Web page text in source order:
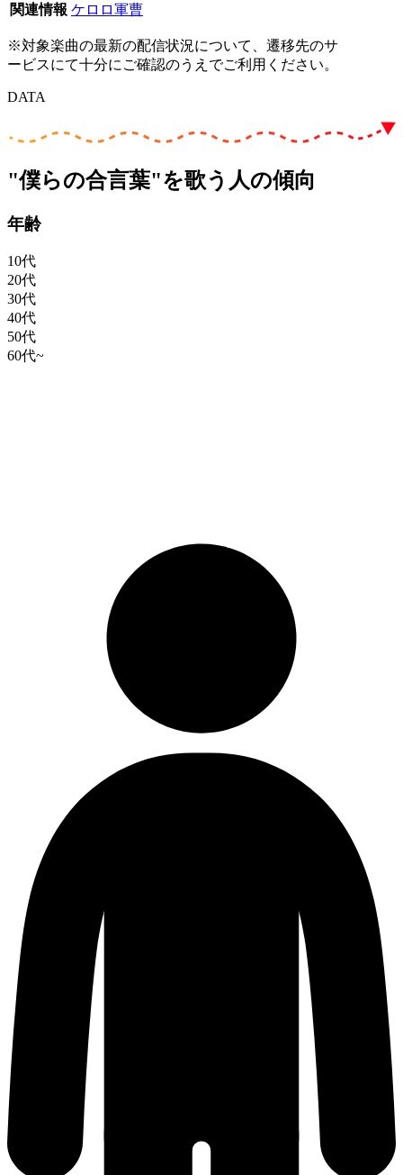
関連情報 ケロロ軍曹
※対象楽曲の最新の配信状況について、遷移先のサ
ービスにて十分にご確認のうえでご利用ください。
DATA
"僕らの合言葉"を歌う人の傾向
年齢
10代
20代
30代
40代
50代
60代~